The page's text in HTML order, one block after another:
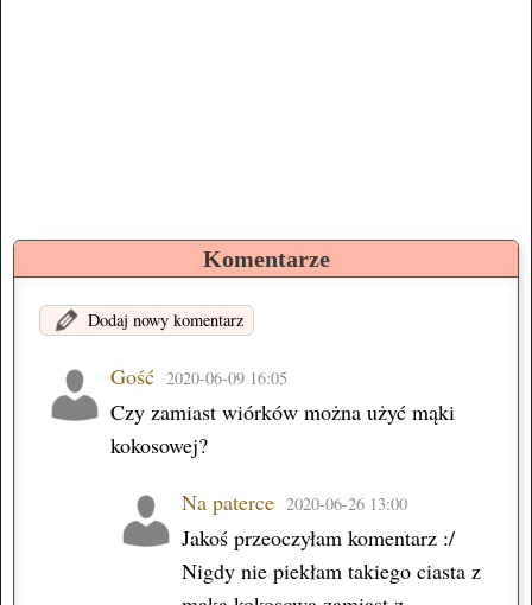
Komentarze
Dodaj nowy komentarz
Gość 2020-06-09 16:05
Czy zamiast wiórków można użyć mąki
kokosowej?
Na paterce 2020-06-26 13:00
Jakoś przeoczyłam komentarz :/
Nigdy nie piekłam takiego ciasta z